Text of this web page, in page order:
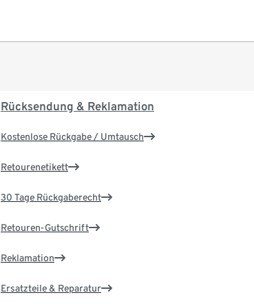
Rücksendung & Reklamation
Kostenlose Rückgabe / Umtausch
Retourenetikett
30 Tage Rückgaberecht
Retouren-Gutschrift
Reklamation
Ersatzteile & Reparatur